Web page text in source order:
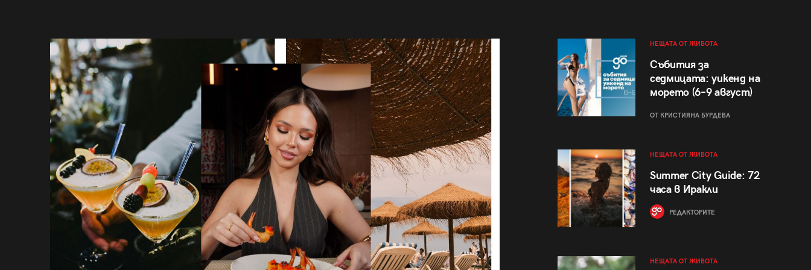
НЕЩАТА ОТ ЖИВОТА
Събития за
седмицата: уикенд на
морето (6–9 август)
ОТ КРИСТИЯНА БУРДЕВА
НЕЩАТА ОТ ЖИВОТА
Summer City Guide: 72
часа в Иракли
РЕДАКТОРИТЕ
НЕЩАТА ОТ ЖИВОТА